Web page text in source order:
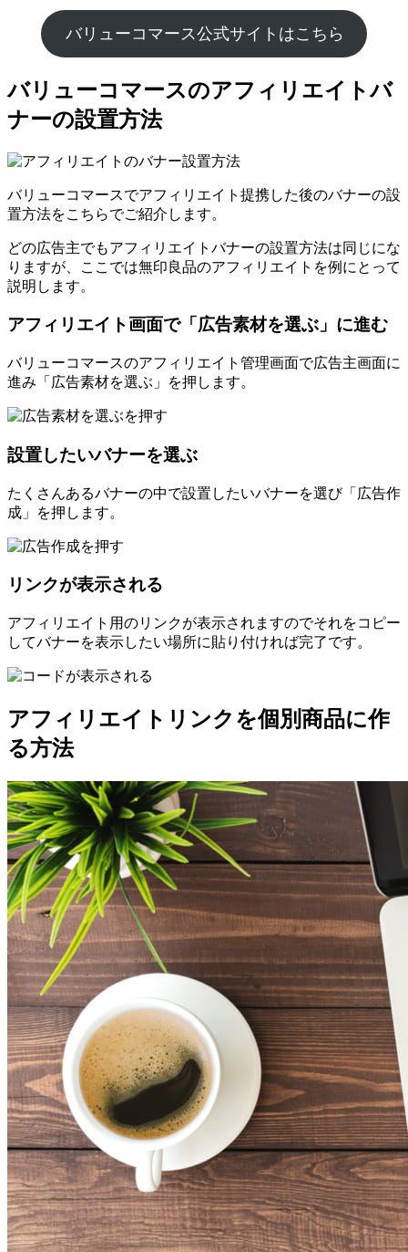
バリューコマース公式サイトはこちら
バリューコマースのアフィリエイトバ
ナーの設置方法
バリューコマースでアフィリエイト提携した後のバナーの設
置方法をこちらでご紹介します。
どの広告主でもアフィリエイトバナーの設置方法は同じにな
りますが、ここでは無印良品のアフィリエイトを例にとって
説明します。
アフィリエイト画面で「広告素材を選ぶ」に進む
バリューコマースのアフィリエイト管理画面で広告主画面に
進み「広告素材を選ぶ」を押します。
設置したいバナーを選ぶ
たくさんあるバナーの中で設置したいバナーを選び「広告作
成」を押します。
リンクが表示される
アフィリエイト用のリンクが表示されますのでそれをコピー
してバナーを表示したい場所に貼り付ければ完了です。
アフィリエイトリンクを個別商品に作
る方法